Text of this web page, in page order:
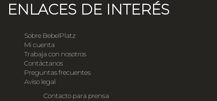
ENLACES DE INTERÉS
Sobre BebelPlatz
Mi cuenta
Trabaja con nosotros
Contáctanos
Preguntas frecuentes
Aviso legal
Contacto para prensa